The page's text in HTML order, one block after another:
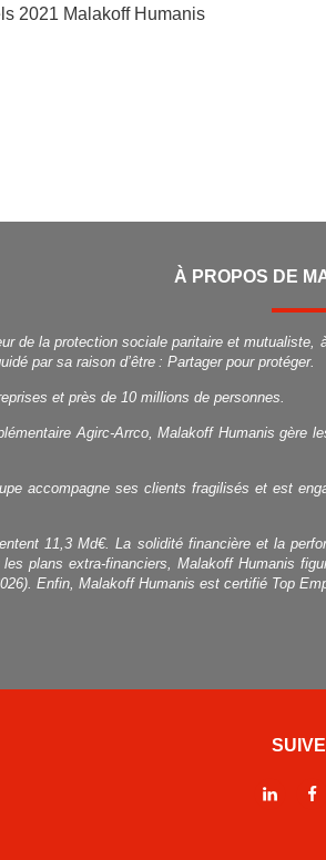
2021 Malakoff Humanis
À PROPOS DE
de la protection sociale paritaire et
par sa raison d’être : Partager pour protéger.
et près de 10 millions de personnes.
Agirc-Arrco, Malakoff Humanis
accompagne ses clients fragilisés et est
11,3 Md€. La solidité financière et la
plans extra-financiers, Malakoff Humanis
Enfin, Malakoff Humanis est certifié Top